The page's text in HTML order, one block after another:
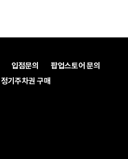
입점문의
팝업스토어 문의
정기주차권 구매